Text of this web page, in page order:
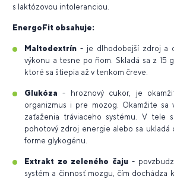
s laktózovou intoleranciou.
EnergoFit obsahuje:
Maltodextrín - je dlhodobejší zdroj a
výkonu a tesne po ňom. Skladá sa z 15
ktoré sa štiepia až v tenkom čreve.
Glukóza- hroznový cukor, je
organizmus i pre mozog. Okamžite sa
zaťaženia tráviaceho systému. V tele
pohotový zdroj energie alebo sa ukladá
forme glykogénu.
Extrakt zo zeleného čaju -
systém a činnosť mozgu, čím dochádza